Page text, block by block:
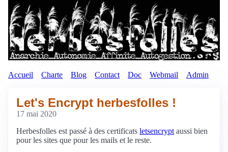
Accueil Charte Blog Contact Doc Webmail Admin
Let's Encrypt herbesfolles !
17 mai 2020
Herbesfolles est passé à des certificats letsencrypt aussi bien
pour les sites que pour les mails et le reste.